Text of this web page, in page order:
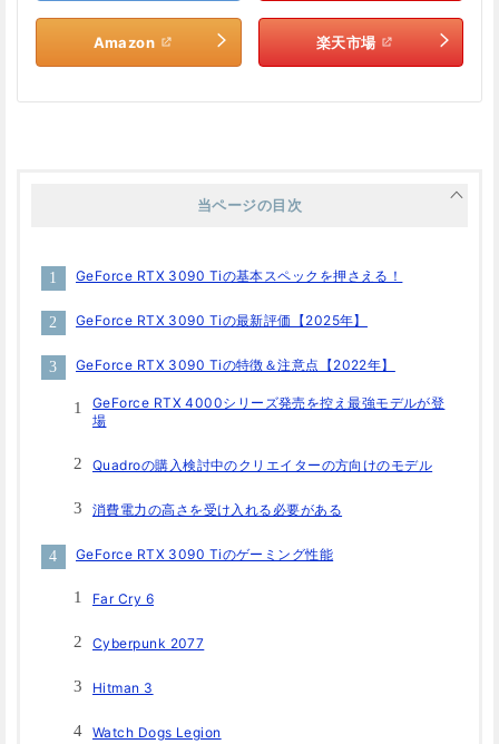
Amazon 楽天市場
当ページの目次
GeForce RTX 3090 Tiの基本スペックを押さえる！
GeForce RTX 3090 Tiの最新評価【2025年】
GeForce RTX 3090 Tiの特徴＆注意点【2022年】
GeForce RTX 4000シリーズ発売を控え最強モデルが登
場
Quadroの購入検討中のクリエイターの方向けのモデル
消費電力の高さを受け入れる必要がある
GeForce RTX 3090 Tiのゲーミング性能
Far Cry 6
Cyberpunk 2077
Hitman 3
Watch Dogs Legion